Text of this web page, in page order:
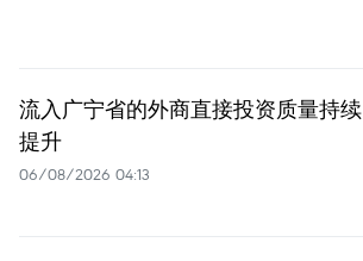
流入广宁省的外商直接投资质量持续
提升
06/08/2026 04:13